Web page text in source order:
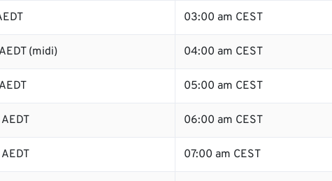
03:00 am CEST
(midi) 04:00 am CEST
05:00 am CEST
06:00 am CEST
07:00 am CEST